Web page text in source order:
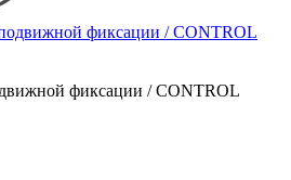
фиксации / CONTROL